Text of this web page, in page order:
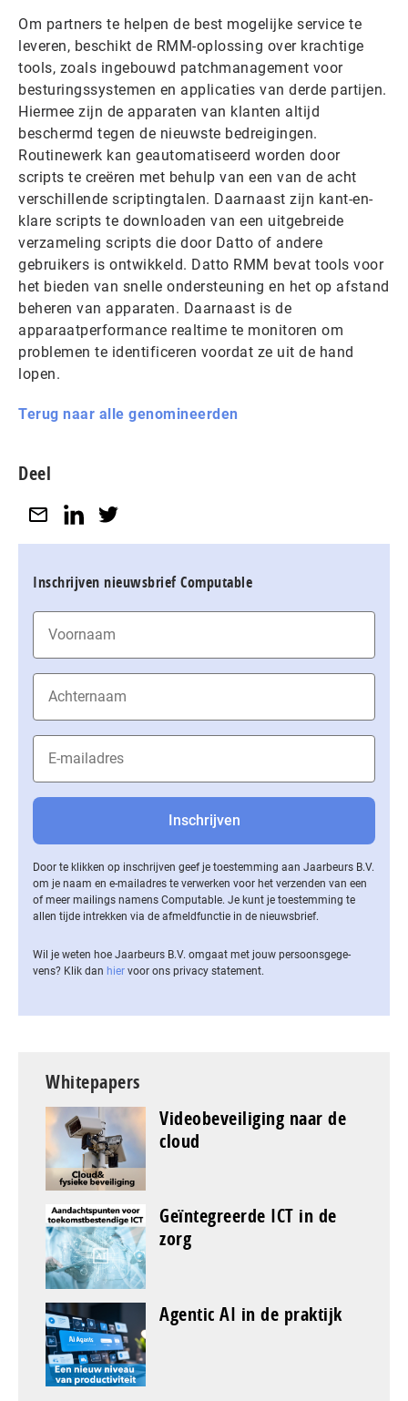
Om partners te helpen de best mogelijke service te
leveren, beschikt de RMM-oplossing over krachtige
tools, zoals ingebouwd patchmanagement voor
besturingssystemen en applicaties van derde partijen.
Hiermee zijn de apparaten van klanten altijd
beschermd tegen de nieuwste bedreigingen.
Routinewerk kan geautomatiseerd worden door
scripts te creëren met behulp van een van de acht
verschillende scriptingtalen. Daarnaast zijn kant-en-
klare scripts te downloaden van een uitgebreide
verzameling scripts die door Datto of andere
gebruikers is ontwikkeld. Datto RMM bevat tools voor
het bieden van snelle ondersteuning en het op afstand
beheren van apparaten. Daarnaast is de
apparaatperformance realtime te monitoren om
problemen te identificeren voordat ze uit de hand
lopen.
Terug naar alle genomineerden
Deel
Inschrijven nieuwsbrief Computable
Door te klikken op inschrijven geef je toestemming aan Jaarbeurs B.V.
om je naam en e-mailadres te verwerken voor het verzenden van een
of meer mailings namens Computable. Je kunt je toestemming te
allen tijde intrekken via de af­meld­func­tie in de nieuwsbrief.
Wil je weten hoe Jaarbeurs B.V. omgaat met jouw per­soons­ge­ge­
vens? Klik dan hier voor ons privacy statement.
Whitepapers
Videobeveiliging naar de
cloud
Geïntegreerde ICT in de
zorg
Agentic AI in de praktijk